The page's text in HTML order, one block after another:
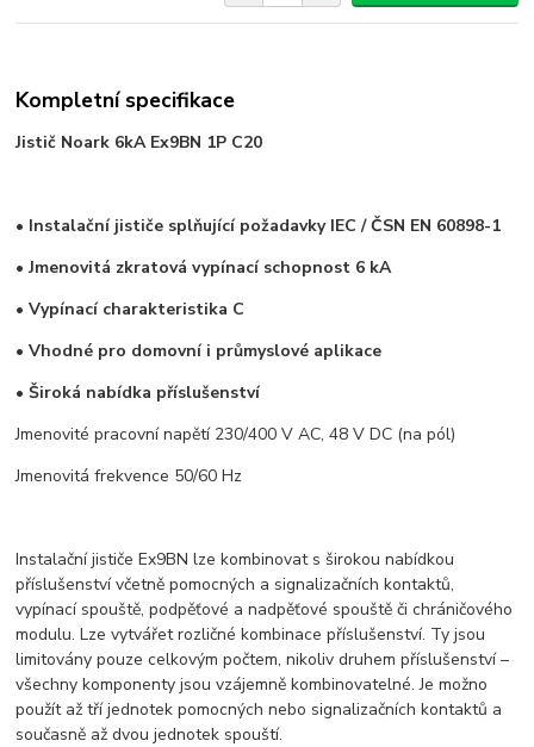
Kompletní specifikace
Jistič Noark 6kA Ex9BN 1P C20
• Instalační jističe splňující požadavky IEC / ČSN EN 60898-1
• Jmenovitá zkratová vypínací schopnost 6 kA
• Vypínací charakteristika C
• Vhodné pro domovní i průmyslové aplikace
• Široká nabídka příslušenství
Jmenovité pracovní napětí 230/400 V AC, 48 V DC (na pól)
Jmenovitá frekvence 50/60 Hz
Instalační jističe Ex9BN lze kombinovat s širokou nabídkou
příslušenství včetně pomocných a signalizačních kontaktů,
vypínací spouště, podpěťové a nadpěťové spouště či chráničového
modulu. Lze vytvářet rozličné kombinace příslušenství. Ty jsou
limitovány pouze celkovým počtem, nikoliv druhem příslušenství –
všechny komponenty jsou vzájemně kombinovatelné. Je možno
použít až tří jednotek pomocných nebo signalizačních kontaktů a
současně až dvou jednotek spouští.